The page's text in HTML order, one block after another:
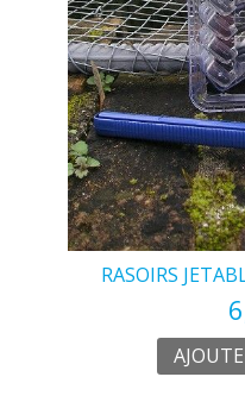
RASOIRS